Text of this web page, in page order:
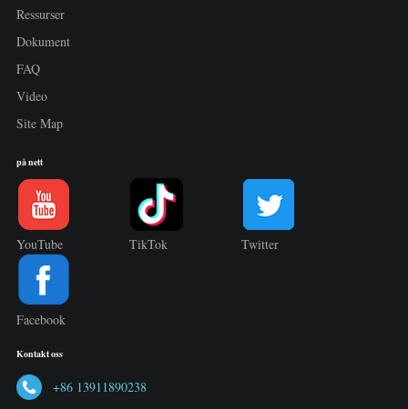
Ressurser
Dokument
FAQ
Video
Site Map
på nett
YouTube TikTok Twitter
Facebook
Kontakt oss
+86 13911890238